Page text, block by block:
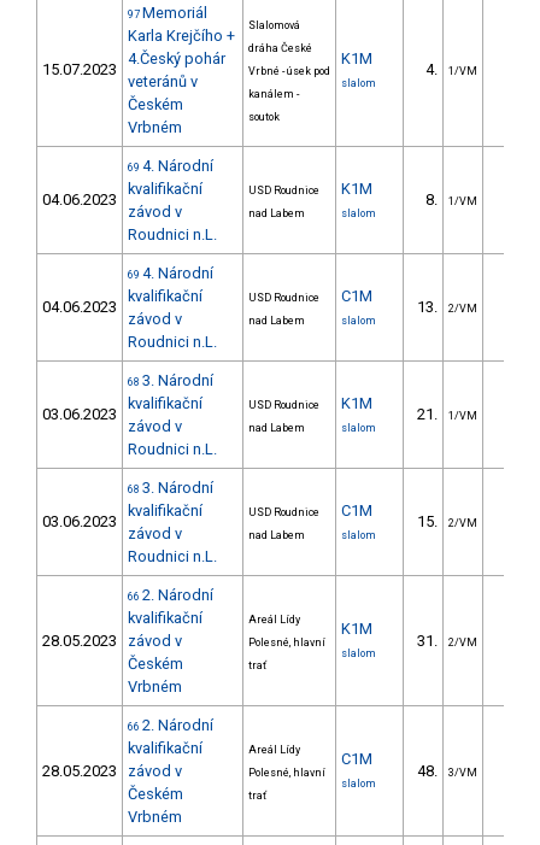
15.07.2023
97 Memoriál
Karla Krejčího +
4.Český pohár
veteránů v
Českém
Vrbném
Slalomová
dráha České
Vrbné - úsek pod
kanálem -
soutok
K1M
slalom
4. 1/VM
04.06.2023
69 4. Národní
kvalifikační
závod v
Roudnici n.L.
USD Roudnice
nad Labem
K1M
slalom
8. 1/VM
04.06.2023
69 4. Národní
kvalifikační
závod v
Roudnici n.L.
USD Roudnice
nad Labem
C1M
slalom
13. 2/VM
03.06.2023
68 3. Národní
kvalifikační
závod v
Roudnici n.L.
USD Roudnice
nad Labem
K1M
slalom
21. 1/VM
03.06.2023
68 3. Národní
kvalifikační
závod v
Roudnici n.L.
USD Roudnice
nad Labem
C1M
slalom
15. 2/VM
28.05.2023
66 2. Národní
kvalifikační
závod v
Českém
Vrbném
Areál Lídy
Polesné, hlavní
trať
K1M
slalom
31. 2/VM
28.05.2023
66 2. Národní
kvalifikační
závod v
Českém
Vrbném
Areál Lídy
Polesné, hlavní
trať
C1M
slalom
48. 3/VM